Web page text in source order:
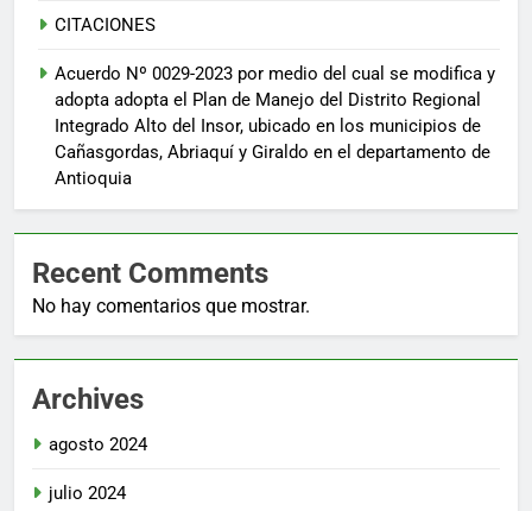
CITACIONES
Acuerdo Nº 0029-2023 por medio del cual se modifica y
adopta adopta el Plan de Manejo del Distrito Regional
Integrado Alto del Insor, ubicado en los municipios de
Cañasgordas, Abriaquí y Giraldo en el departamento de
Antioquia
Recent Comments
No hay comentarios que mostrar.
Archives
agosto 2024
julio 2024